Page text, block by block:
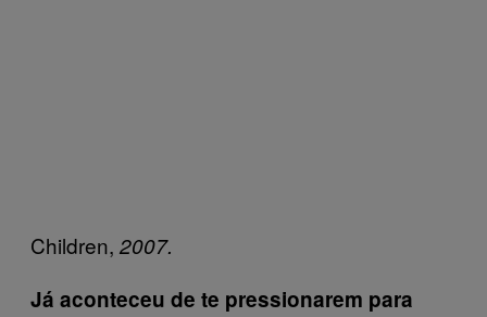
Children, 2007.
Já aconteceu de te pressionarem para